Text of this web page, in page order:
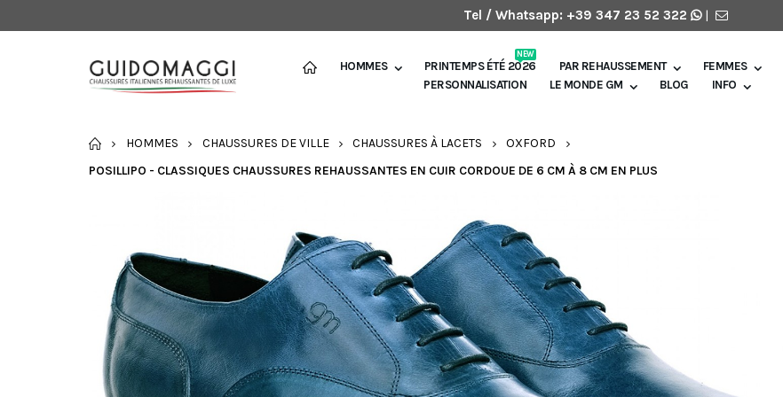
Tel / Whatsapp: +39 347 23 52 322 |
HOMMES PRINTEMPS ÉTÉ 2026
NEW
PAR REHAUSSEMENT FEMMES
PERSONNALISATION
LE MONDE GM BLOG INFO
ACCUEIL
HOMMES CHAUSSURES DE VILLE CHAUSSURES À LACETS
OXFORD
POSILLIPO - CLASSIQUES CHAUSSURES REHAUSSANTES EN CUIR CORDOUE DE 6 CM À 8 CM EN PLUS